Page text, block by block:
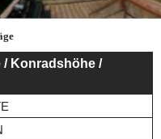
/ Konradshöhe /